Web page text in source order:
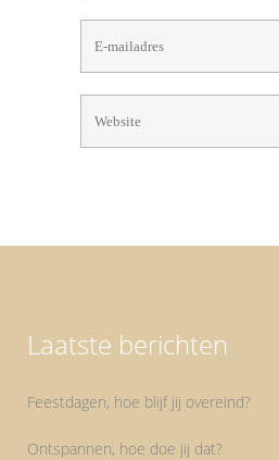
Laatste berichten
Feestdagen, hoe blijf jij overeind?
Ontspannen, hoe doe jij dat?